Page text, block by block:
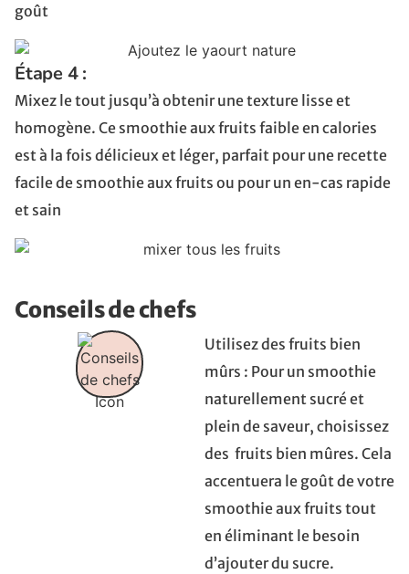
goût
Étape 4 :
Mixez le tout jusqu’à obtenir une texture lisse et
homogène. Ce smoothie aux fruits faible en calories
est à la fois délicieux et léger, parfait pour une recette
facile de smoothie aux fruits ou pour un en-cas rapide
et sain
Conseils de chefs
Utilisez des fruits bien
mûrs : Pour un smoothie
naturellement sucré et
plein de saveur, choisissez
des fruits bien mûres. Cela
accentuera le goût de votre
smoothie aux fruits tout
en éliminant le besoin
d’ajouter du sucre.